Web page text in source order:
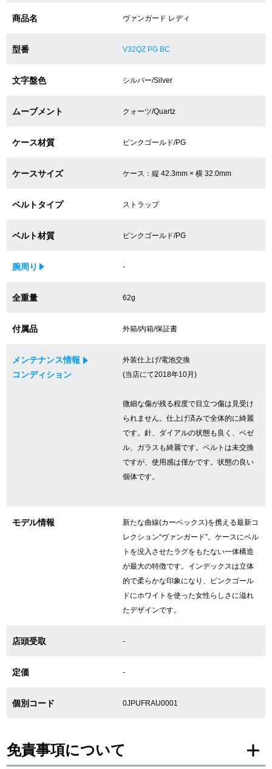
保証・アフターサービス
ラッピングサービス
買取・下取りをご希望の方
買取・下取りはこちら
買取専門サロン
買取ご成約者様限定5万円クーポン
75%以上保証！中古商品高価買戻し
修理依頼をする
修理・メンテンナンスについて
GINZA RASINについて
GINZA RASINの中古腕時計について
求人情報
銀座中央通り店
商品名 ヴァンガード レディ
型番 V32QZ PG BC
文字盤色 シルバー/Silver
ムーブメント クォーツ/Quartz
ケース材質 ピンクゴールド/PG
ケースサイズ ケース：縦 42.3mm × 横 32.0mm
ベルトタイプ ストラップ
ベルト材質 ピンクゴールド/PG
腕周り -
全重量 62g
付属品 外箱/内箱/保証書
メンテナンス情報
コンディション
外装仕上げ/電池交換
(当店にて2018年10月)
微細な傷が残る程度で目立つ傷は見受け
られません。仕上げ済みで全体的に綺麗
です。針、ダイアルの状態も良く、ベゼ
ル、ガラスも綺麗です。ベルトは未交換
ですが、使用感は僅かです。状態の良い
個体です。
モデル情報
新たな曲線(カーベックス)を携える最新コ
レクション“ヴァンガード”。ケースにベル
トを没入させたラグをもたない一体構造
が最大の特徴です。インデックスは立体
的で柔らかな印象になり、ピンクゴール
ドにホワイトを使った女性らしさに溢れ
たデザインです。
店頭受取 -
定価 -
個別コード 0JPUFRAU0001
免責事項について